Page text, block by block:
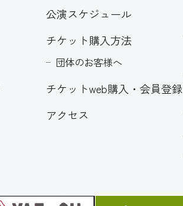
公演スケジュール
チケット購入方法
団体のお客様へ
チケットweb購入・会員登録
アクセス